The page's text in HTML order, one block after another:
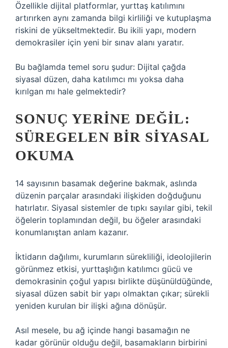
Özellikle dijital platformlar, yurttaş katılımını
artırırken aynı zamanda bilgi kirliliği ve kutuplaşma
riskini de yükseltmektedir. Bu ikili yapı, modern
demokrasiler için yeni bir sınav alanı yaratır.
Bu bağlamda temel soru şudur: Dijital çağda
siyasal düzen, daha katılımcı mı yoksa daha
kırılgan mı hale gelmektedir?
SONUÇ YERINE DEĞIL:
SÜREGELEN BIR SIYASAL
OKUMA
14 sayısının basamak değerine bakmak, aslında
düzenin parçalar arasındaki ilişkiden doğduğunu
hatırlatır. Siyasal sistemler de tıpkı sayılar gibi, tekil
öğelerin toplamından değil, bu öğeler arasındaki
konumlanıştan anlam kazanır.
İktidarın dağılımı, kurumların sürekliliği, ideolojilerin
görünmez etkisi, yurttaşlığın katılımcı gücü ve
demokrasinin çoğul yapısı birlikte düşünüldüğünde,
siyasal düzen sabit bir yapı olmaktan çıkar; sürekli
yeniden kurulan bir ilişki ağına dönüşür.
Asıl mesele, bu ağ içinde hangi basamağın ne
kadar görünür olduğu değil, basamakların birbirini